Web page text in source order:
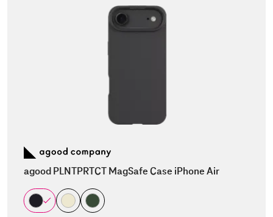
agood PLNTPRTCT MagSafe Case iPhone Air